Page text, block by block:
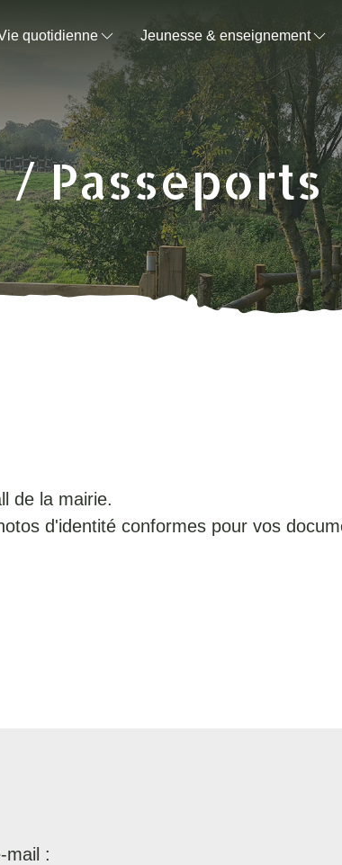
quotidienne Jeunesse & enseignement
/ Passeports
de la mairie.
d'identité conformes pour vos
mail :